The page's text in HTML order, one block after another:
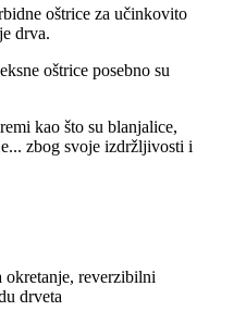
oštrice za učinkovito
drva.
oštrice posebno su
kao što su blanjalice,
zbog svoje izdržljivosti i